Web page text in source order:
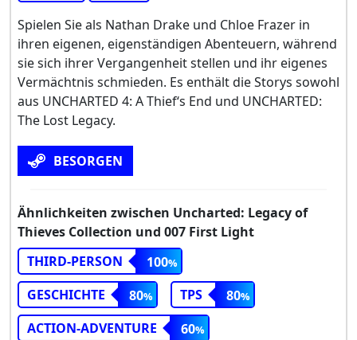
Spielen Sie als Nathan Drake und Chloe Frazer in
ihren eigenen, eigenständigen Abenteuern, während
sie sich ihrer Vergangenheit stellen und ihr eigenes
Vermächtnis schmieden. Es enthält die Storys sowohl
aus UNCHARTED 4: A Thief‘s End und UNCHARTED:
The Lost Legacy.
BESORGEN
Ähnlichkeiten zwischen Uncharted: Legacy of
Thieves Collection und 007 First Light
THIRD-PERSON
100
GESCHICHTE
80 TPS
80
ACTION-ADVENTURE
60